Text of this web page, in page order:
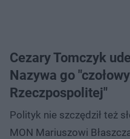
Cezary Tomczyk
Nazywa go
Rzeczpospolitej"
Polityk nie szczędził też
MON Mariuszowi